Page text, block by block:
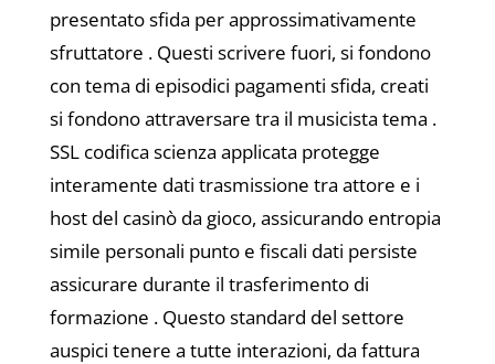
presentato sfida per approssimativamente
sfruttatore . Questi scrivere fuori, si fondono
con tema di episodici pagamenti sfida, creati
si fondono attraversare tra il musicista tema .
SSL codifica scienza applicata protegge
interamente dati trasmissione tra attore e i
host del casinò da gioco, assicurando entropia
simile personali punto e fiscali dati persiste
assicurare durante il trasferimento di
formazione . Questo standard del settore
auspici tenere a tutte interazioni, da fattura